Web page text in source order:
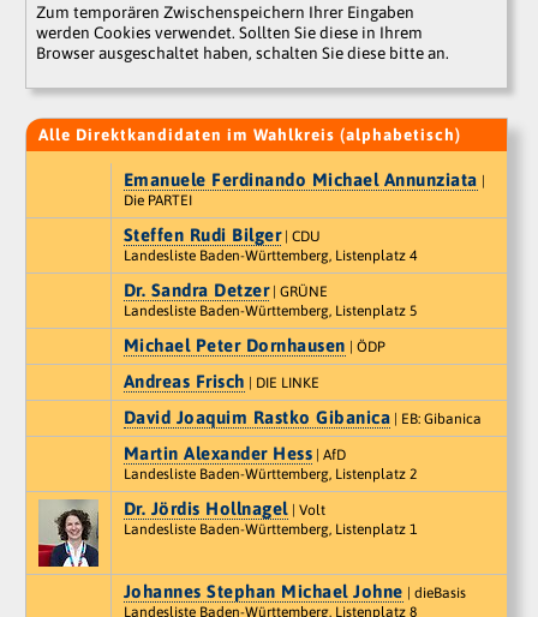
Zum temporären Zwischenspeichern Ihrer Eingaben
werden Cookies verwendet. Sollten Sie diese in Ihrem
Browser ausgeschaltet haben, schalten Sie diese bitte an.
Alle Direktkandidaten im Wahlkreis (alphabetisch)
Emanuele Ferdinando Michael Annunziata
Die PARTEI
Steffen Rudi Bilger| CDU
Landesliste Baden-Württemberg, Listenplatz 4
Dr. Sandra Detzer| GRÜNE
Landesliste Baden-Württemberg, Listenplatz 5
Michael Peter Dornhausen | ÖDP
Andreas Frisch | DIE LINKE
David Joaquim Rastko Gibanica | EB: Gibanica
Martin Alexander Hess | AfD
Landesliste Baden-Württemberg, Listenplatz 2
Dr. Jördis Hollnagel| Volt
Landesliste Baden-Württemberg, Listenplatz 1
Johannes Stephan Michael Johne | dieBasis
Landesliste Baden-Württemberg, Listenplatz 8